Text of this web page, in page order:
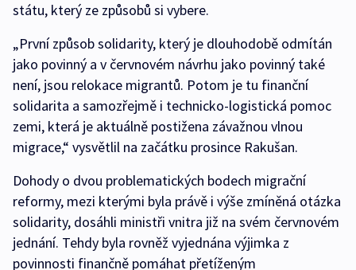
státu, který ze způsobů si vybere.
„První způsob solidarity, který je dlouhodobě odmítán
jako povinný a v červnovém návrhu jako povinný také
není, jsou relokace migrantů. Potom je tu finanční
solidarita a samozřejmě i technicko-logistická pomoc
zemi, která je aktuálně postižena závažnou vlnou
migrace,“ vysvětlil na začátku prosince Rakušan.
Dohody o dvou problematických bodech migrační
reformy, mezi kterými byla právě i výše zmíněná otázka
solidarity, dosáhli ministři vnitra již na svém červnovém
jednání. Tehdy byla rovněž vyjednána výjimka z
povinnosti finančně pomáhat přetíženým